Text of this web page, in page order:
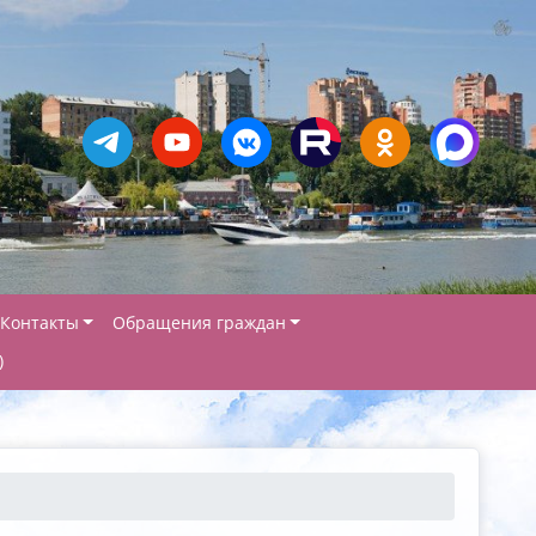
Контакты
Обращения граждан